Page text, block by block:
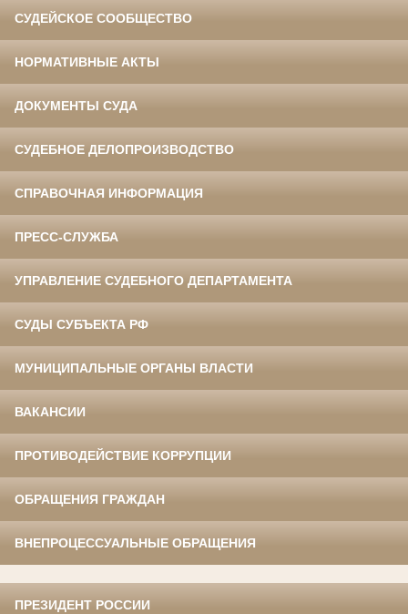
СУДЕЙСКОЕ СООБЩЕСТВО
НОРМАТИВНЫЕ АКТЫ
ДОКУМЕНТЫ СУДА
СУДЕБНОЕ ДЕЛОПРОИЗВОДСТВО
СПРАВОЧНАЯ ИНФОРМАЦИЯ
ПРЕСС-СЛУЖБА
УПРАВЛЕНИЕ СУДЕБНОГО ДЕПАРТАМЕНТА
СУДЫ СУБЪЕКТА РФ
МУНИЦИПАЛЬНЫЕ ОРГАНЫ ВЛАСТИ
ВАКАНСИИ
ПРОТИВОДЕЙСТВИЕ КОРРУПЦИИ
ОБРАЩЕНИЯ ГРАЖДАН
ВНЕПРОЦЕССУАЛЬНЫЕ ОБРАЩЕНИЯ
ПРЕЗИДЕНТ РОССИИ